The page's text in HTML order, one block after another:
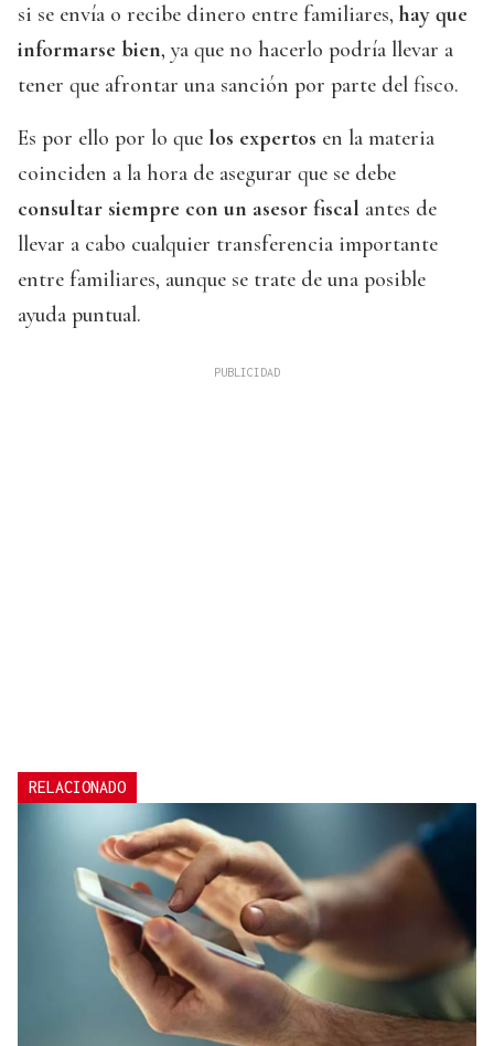
si se envía o recibe dinero entre familiares, hay que
informarse bien, ya que no hacerlo podría llevar a
tener que afrontar una sanción por parte del fisco.
Es por ello por lo que los expertos en la materia
coinciden a la hora de asegurar que se debe
consultar siempre con un asesor fiscal antes de
llevar a cabo cualquier transferencia importante
entre familiares, aunque se trate de una posible
ayuda puntual.
RELACIONADO